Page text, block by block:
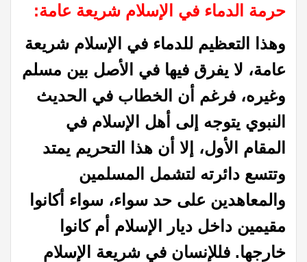
حرمة الدماء في الإسلام شريعة عامة:
وهذا التعظيم للدماء في الإسلام شريعة
عامة، لا يفرق فيها في الأصل بين مسلم
وغيره، فرغم أن الخطاب في الحديث
النبوي يتوجه إلى أهل الإسلام في
المقام الأول، إلا أن هذا التحريم يمتد
وتتسع دائرته لتشمل المسلمين
والمعاهدين على حد سواء، سواء أكانوا
مقيمين داخل ديار الإسلام أم كانوا
خارجها. فللإنسان في شريعة الإسلام